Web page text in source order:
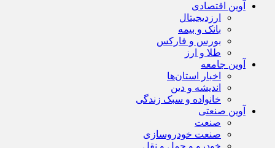
آوین اقتصادی
ارزدیجیتال
بانک و بیمه
بورس و فارکس
طلا و ارز
آوین جامعه
اخبار استان‌ها
اندیشه و دین
خانواده و سبک زندگی
آوین صنعتی
صنعت
صنعت خودروسازی